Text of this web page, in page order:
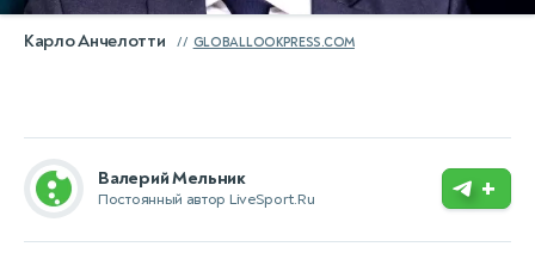
Карло Анчелотти GLOBALLOOKPRESS.COM
Валерий Мельник
Постоянный автор LiveSport.Ru +